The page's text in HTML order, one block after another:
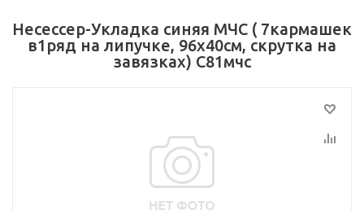
Несессер-Укладка синяя МЧС ( 7кармашек
в1ряд на липучке, 96х40см, скрутка на
завязках) С81мчс